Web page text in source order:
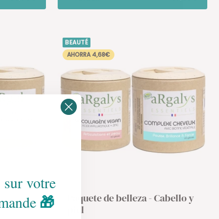
BEAUTÉ
AHORRA 4,68€
Paquete de belleza - Cabello y
piel
votre
🎁